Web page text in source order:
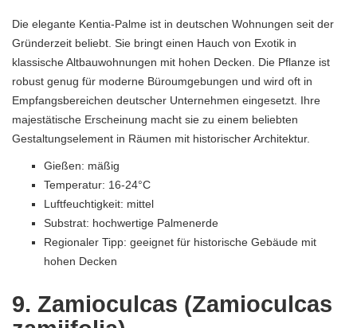
Die elegante Kentia-Palme ist in deutschen Wohnungen seit der
Gründerzeit beliebt. Sie bringt einen Hauch von Exotik in
klassische Altbauwohnungen mit hohen Decken. Die Pflanze ist
robust genug für moderne Büroumgebungen und wird oft in
Empfangsbereichen deutscher Unternehmen eingesetzt. Ihre
majestätische Erscheinung macht sie zu einem beliebten
Gestaltungselement in Räumen mit historischer Architektur.
Gießen: mäßig
Temperatur: 16-24°C
Luftfeuchtigkeit: mittel
Substrat: hochwertige Palmenerde
Regionaler Tipp: geeignet für historische Gebäude mit
hohen Decken
9. Zamioculcas (Zamioculcas